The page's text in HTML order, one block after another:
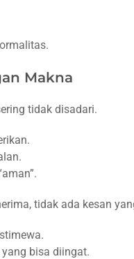
Makna
tidak disadari.
tidak ada kesan
bisa diingat.